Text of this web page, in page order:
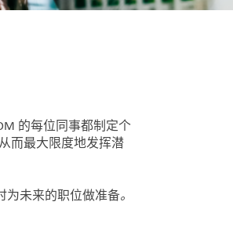
的每位同事都制定个
而最大限度地发挥潜
为未来的职位做准备。